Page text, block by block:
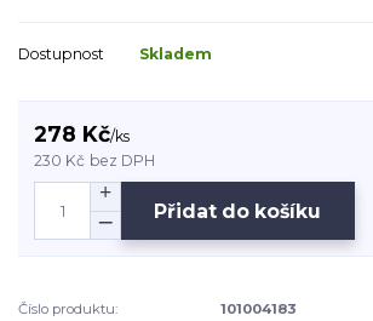
Dostupnost Skladem
278 Kč/ks
230 Kč bez DPH
Přidat do košíku
Číslo produktu:
101004183